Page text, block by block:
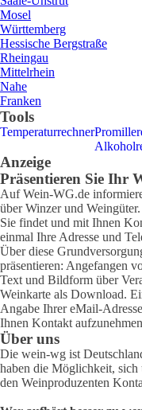
Mosel
Württemberg
Hessische Bergstraße
Rheingau
Mittelrhein
Nahe
Franken
Tools
Temperaturrechner
Anzeige
Präsentieren Sie Ihr
Auf Wein-WG.de
über Winzer und
Sie findet und mit Ihnen
einmal Ihre Adresse und
Über diese
präsentieren: Angefangen
Text und Bildform über
Weinkarte als Download.
Angabe Ihrer eMail-
Ihnen Kontakt
Über uns
Die wein-wg ist
haben die Möglichkeit,
den Weinproduzenten